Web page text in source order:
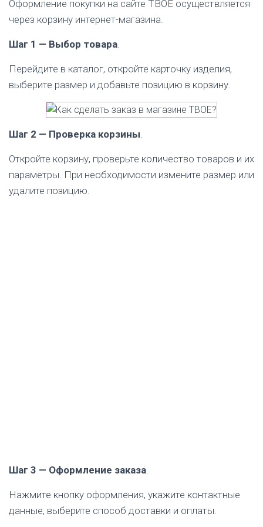
СБП
покупку.
Оформление покупки на сайте ТВОЕ осуществляется
через корзину интернет-магазина.
Шаг 1 — Выбор товара.
Перейдите в каталог, откройте карточку изделия,
выберите размер и добавьте позицию в корзину.
Шаг 2 — Проверка корзины.
Откройте корзину, проверьте количество товаров и их
параметры. При необходимости измените размер или
удалите позицию.
Шаг 3 — Оформление заказа.
Нажмите кнопку оформления, укажите контактные
данные, выберите способ доставки и оплаты.